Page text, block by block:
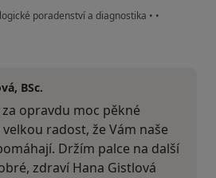
poradenství a diagnostika • •
byl odstraněn
BSc.
opravdu moc pěkné
radost, že Vám naše
Držím palce na další
zdraví Hana Gistlová